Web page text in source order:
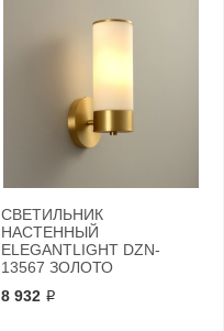
СВЕТИЛЬНИК
НАСТЕННЫЙ
ELEGANTLIGHT DZN-
13567 ЗОЛОТО
8 932 ₽